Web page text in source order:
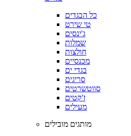
כל הבגדים
טי שירט
ג'ינסים
שמלות
חולצות
מכנסיים
בגדי ים
סריגים
סווטשרטים
ז'קטים
מעילים
מותגים מובילים